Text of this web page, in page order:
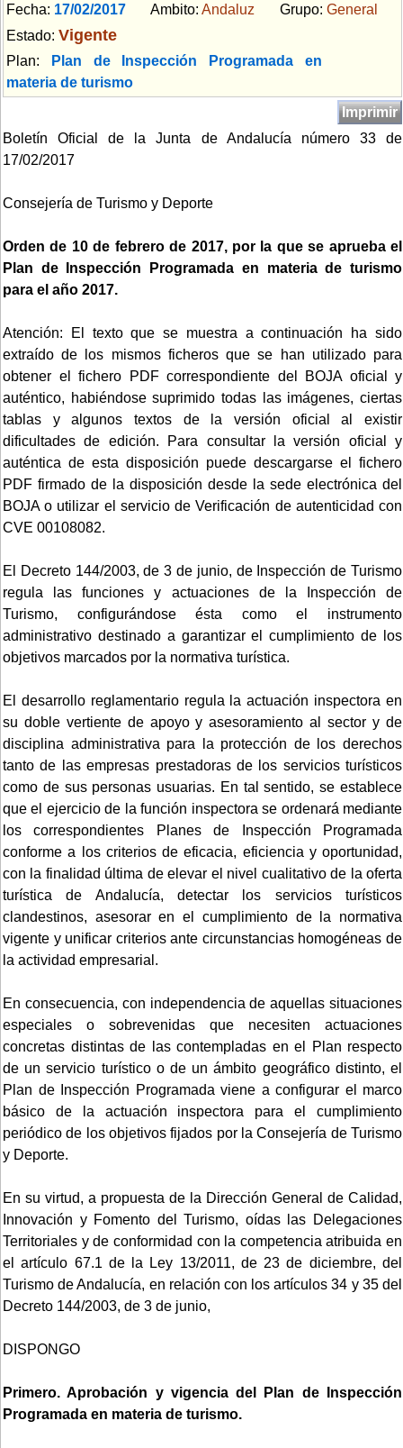
Fecha: 17/02/2017 Ambito: Andaluz Grupo: General
Estado: Vigente
Plan:
Plan de Inspección Programada en
materia de turismo
Imprimir
Boletín Oficial de la Junta de Andalucía número 33 de
17/02/2017
Consejería de Turismo y Deporte
Orden de 10 de febrero de 2017, por la que se aprueba el
Plan de Inspección Programada en materia de turismo
para el año 2017.
Atención: El texto que se muestra a continuación ha sido
extraído de los mismos ficheros que se han utilizado para
obtener el fichero PDF correspondiente del BOJA oficial y
auténtico, habiéndose suprimido todas las imágenes, ciertas
tablas y algunos textos de la versión oficial al existir
dificultades de edición. Para consultar la versión oficial y
auténtica de esta disposición puede descargarse el fichero
PDF firmado de la disposición desde la sede electrónica del
BOJA o utilizar el servicio de Verificación de autenticidad con
CVE 00108082.
El Decreto 144/2003, de 3 de junio, de Inspección de Turismo
regula las funciones y actuaciones de la Inspección de
Turismo, configurándose ésta como el instrumento
administrativo destinado a garantizar el cumplimiento de los
objetivos marcados por la normativa turística.
El desarrollo reglamentario regula la actuación inspectora en
su doble vertiente de apoyo y asesoramiento al sector y de
disciplina administrativa para la protección de los derechos
tanto de las empresas prestadoras de los servicios turísticos
como de sus personas usuarias. En tal sentido, se establece
que el ejercicio de la función inspectora se ordenará mediante
los correspondientes Planes de Inspección Programada
conforme a los criterios de eficacia, eficiencia y oportunidad,
con la finalidad última de elevar el nivel cualitativo de la oferta
turística de Andalucía, detectar los servicios turísticos
clandestinos, asesorar en el cumplimiento de la normativa
vigente y unificar criterios ante circunstancias homogéneas de
la actividad empresarial.
En consecuencia, con independencia de aquellas situaciones
especiales o sobrevenidas que necesiten actuaciones
concretas distintas de las contempladas en el Plan respecto
de un servicio turístico o de un ámbito geográfico distinto, el
Plan de Inspección Programada viene a configurar el marco
básico de la actuación inspectora para el cumplimiento
periódico de los objetivos fijados por la Consejería de Turismo
y Deporte.
En su virtud, a propuesta de la Dirección General de Calidad,
Innovación y Fomento del Turismo, oídas las Delegaciones
Territoriales y de conformidad con la competencia atribuida en
el artículo 67.1 de la Ley 13/2011, de 23 de diciembre, del
Turismo de Andalucía, en relación con los artículos 34 y 35 del
Decreto 144/2003, de 3 de junio,
DISPONGO
Primero. Aprobación y vigencia del Plan de Inspección
Programada en materia de turismo.